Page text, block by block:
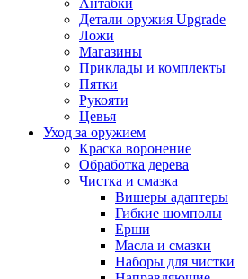
Антабки
Детали оружия Upgrade
Ложи
Магазины
Приклады и комплекты
Пятки
Рукояти
Цевья
Уход за оружием
Краска воронение
Обработка дерева
Чистка и смазка
Вишеры адаптеры
Гибкие шомполы
Ерши
Масла и смазки
Наборы для чистки